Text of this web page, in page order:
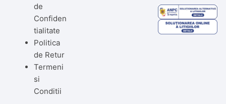
de
Confiden
tialitate
Politica
de Retur
Termeni
si
Conditii